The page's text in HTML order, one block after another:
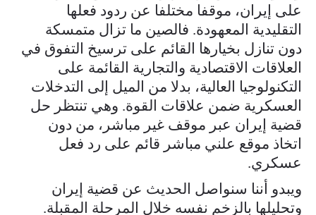
على إيران، موقفا مختلفا عن ردود فعلها
التقليدية المعهودة. فالصين ما تزال متمسكة
دون تنازل بخيارها القائم على ترسيخ التفوق في
العلاقات الاقتصادية والتجارية القائمة على
التكنولوجيا العالية، بدلا من الميل إلى التدخلات
العسكرية ضمن علاقات القوة. وهي تنتظر حل
قضية إيران عبر موقف غير مباشر، من دون
اتخاذ موقع علني مباشر قائم على رد فعل
عسكري.
ويبدو أننا سنواصل الحديث عن قضية إيران
وتحليلها بالزخم نفسه خلال المرحلة المقبلة.